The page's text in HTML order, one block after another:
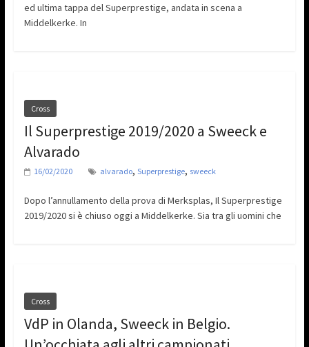
ed ultima tappa del Superprestige, andata in scena a
Middelkerke. In
Cross
Il Superprestige 2019/2020 a Sweeck e
Alvarado
16/02/2020 alvarado, Superprestige, sweeck
Dopo l’annullamento della prova di Merksplas, Il Superprestige
2019/2020 si è chiuso oggi a Middelkerke. Sia tra gli uomini che
Cross
VdP in Olanda, Sweeck in Belgio.